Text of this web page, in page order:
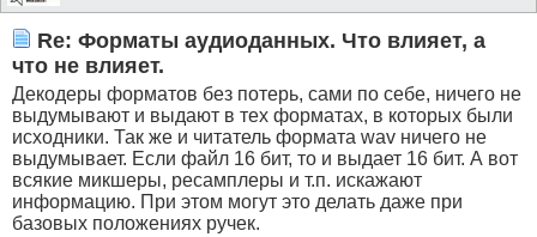
Re: Форматы аудиоданных. Что влияет, а
что не влияет.
Декодеры форматов без потерь, сами по себе, ничего не
выдумывают и выдают в тех форматах, в которых были
исходники. Так же и читатель формата wav ничего не
выдумывает. Если файл 16 бит, то и выдает 16 бит. А вот
всякие микшеры, ресамплеры и т.п. искажают
информацию. При этом могут это делать даже при
базовых положениях ручек.